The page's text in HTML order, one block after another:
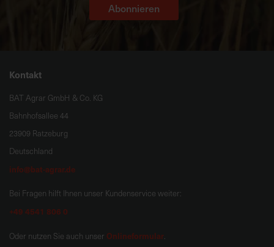
Abonnieren
Kontakt
BAT Agrar GmbH & Co. KG
Bahnhofsallee 44
23909 Ratzeburg
Deutschland
info@bat-agrar.de
Bei Fragen hilft Ihnen unser Kundenservice weiter:
+49 4541 806 0
Oder nutzen Sie auch unser Onlineformular.